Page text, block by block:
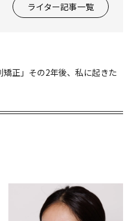
ライター記事一覧
正」その2年後、私に起きた